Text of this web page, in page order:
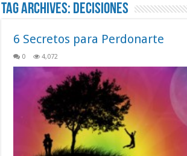
Tag Archives: decisiones
6 Secretos para Perdonarte
0 4,072